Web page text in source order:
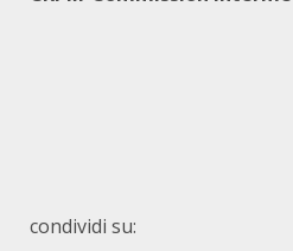
condividi su: